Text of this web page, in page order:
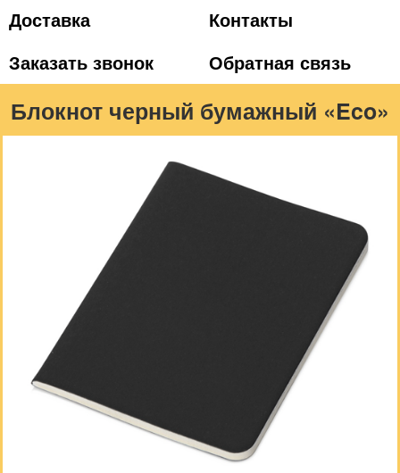
Доставка
Контакты
Заказать звонок
Обратная связь
Блокнот черный бумажный «Eco»